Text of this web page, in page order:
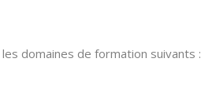
domaines de formation suivants :